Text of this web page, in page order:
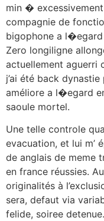
min �
compagnie de
bigophone a l�egard
Zero longiligne
actuellement aguerri
j’ai été back
améliore a l�egard
saoule mortel.
Une telle controle
evacuation, et lui m’
de anglais de meme
en france réussies.
originalités à
sera, defaut via
felide, soiree